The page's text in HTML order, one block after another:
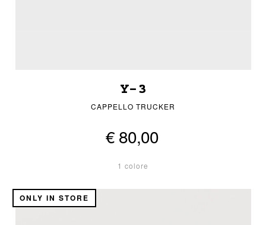
Y-3
CAPPELLO TRUCKER
€ 80,00
1 colore
ONLY IN STORE